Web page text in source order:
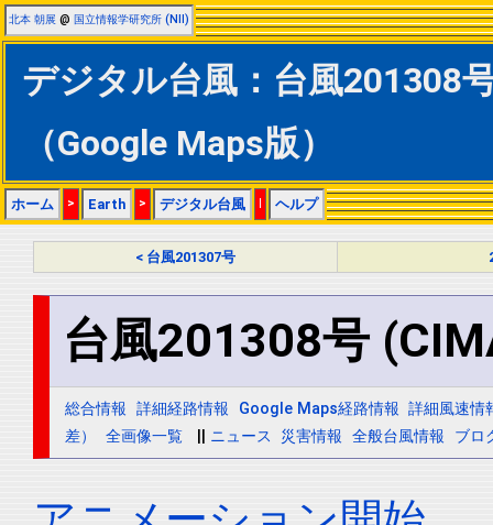
北本 朝展 @ 国立情報学研究所 (NII)
デジタル台風：台風201308
（Google Maps版）
ホーム > Earth > デジタル台風 | ヘルプ
< 台風201307号
台風201308号
総合情報 詳細経路情報 Google Maps経路情報 詳細風速情
差）
全画像一覧 ニュース 災害情報 全般台風情報 ブロ